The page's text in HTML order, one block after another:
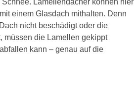
Lamellendächer können hier
einem Glasdach mithalten. Denn
nicht beschädigt oder die
müssen die Lamellen gekippt
kann – genau auf die